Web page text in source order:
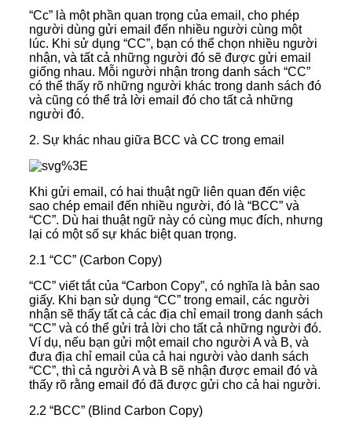
“Cc” là một phần quan trọng của email, cho phép
người dùng gửi email đến nhiều người cùng một
lúc. Khi sử dụng “CC”, bạn có thể chọn nhiều người
nhận, và tất cả những người đó sẽ được gửi email
giống nhau. Mỗi người nhận trong danh sách “CC”
có thể thấy rõ những người khác trong danh sách đó
và cũng có thể trả lời email đó cho tất cả những
người đó.
2. Sự khác nhau giữa BCC và CC trong email
Khi gửi email, có hai thuật ngữ liên quan đến việc
sao chép email đến nhiều người, đó là “BCC” và
“CC”. Dù hai thuật ngữ này có cùng mục đích, nhưng
lại có một số sự khác biệt quan trọng.
2.1 “CC” (Carbon Copy)
“CC” viết tắt của “Carbon Copy”, có nghĩa là bản sao
giấy. Khi bạn sử dụng “CC” trong email, các người
nhận sẽ thấy tất cả các địa chỉ email trong danh sách
“CC” và có thể gửi trả lời cho tất cả những người đó.
Ví dụ, nếu bạn gửi một email cho người A và B, và
đưa địa chỉ email của cả hai người vào danh sách
“CC”, thì cả người A và B sẽ nhận được email đó và
thấy rõ rằng email đó đã được gửi cho cả hai người.
2.2 “BCC” (Blind Carbon Copy)